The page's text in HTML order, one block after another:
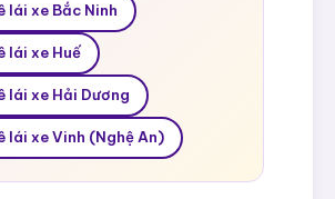
lái xe Bắc Ninh
lái xe Huế
lái xe Hải Dương
lái xe Vinh (Nghệ An)